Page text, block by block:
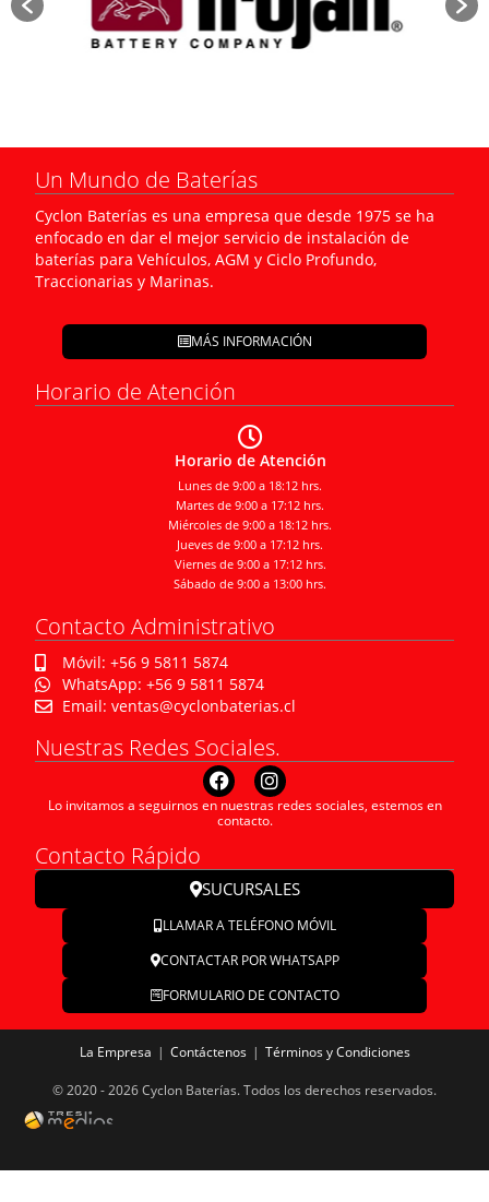
Un Mundo de Baterías
Cyclon Baterías es una empresa que desde 1975 se ha
enfocado en dar el mejor servicio de instalación de
baterías para Vehículos, AGM y Ciclo Profundo,
Traccionarias y Marinas.
MÁS INFORMACIÓN
Horario de Atención
Horario de Atención
Lunes de 9:00 a 18:12 hrs.
Martes de 9:00 a 17:12 hrs.
Miércoles de 9:00 a 18:12 hrs.
Jueves de 9:00 a 17:12 hrs.
Viernes de 9:00 a 17:12 hrs.
Sábado de 9:00 a 13:00 hrs.
Contacto Administrativo
Móvil: +56 9 5811 5874
WhatsApp: +56 9 5811 5874
Email: ventas@cyclonbaterias.cl
Nuestras Redes Sociales.
Lo invitamos a seguirnos en nuestras redes sociales, estemos en
contacto.
Contacto Rápido
SUCURSALES
LLAMAR A TELÉFONO MÓVIL
CONTACTAR POR WHATSAPP
FORMULARIO DE CONTACTO
La Empresa Contáctenos Términos y Condiciones
© 2020 - 2026 Cyclon Baterías. Todos los derechos reservados.